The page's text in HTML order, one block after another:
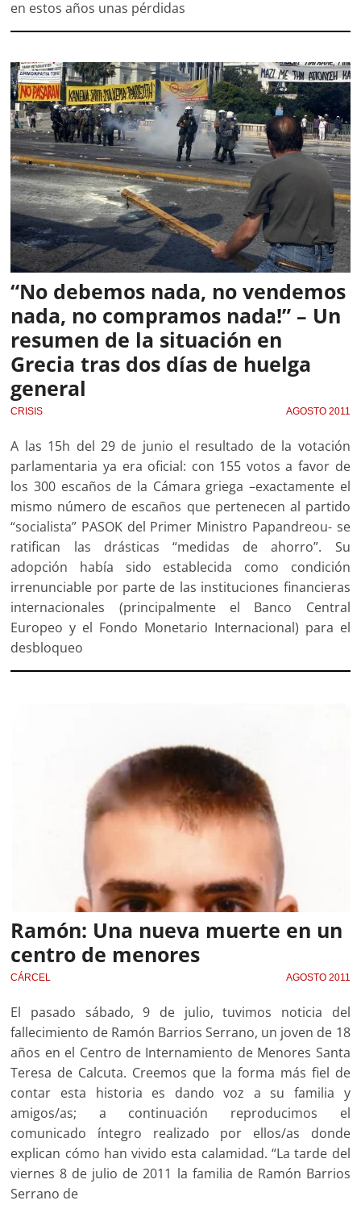
en estos años unas pérdidas
“No debemos nada, no vendemos
nada, no compramos nada!” – Un
resumen de la situación en
Grecia tras dos días de huelga
general
CRISIS AGOSTO 2011
A las 15h del 29 de junio el resultado de la votación
parlamentaria ya era oficial: con 155 votos a favor de
los 300 escaños de la Cámara griega –exactamente el
mismo número de escaños que pertenecen al partido
“socialista” PASOK del Primer Ministro Papandreou- se
ratifican las drásticas “medidas de ahorro”. Su
adopción había sido establecida como condición
irrenunciable por parte de las instituciones financieras
internacionales (principalmente el Banco Central
Europeo y el Fondo Monetario Internacional) para el
desbloqueo
Ramón: Una nueva muerte en un
centro de menores
CÁRCEL AGOSTO 2011
El pasado sábado, 9 de julio, tuvimos noticia del
fallecimiento de Ramón Barrios Serrano, un joven de 18
años en el Centro de Internamiento de Menores Santa
Teresa de Calcuta. Creemos que la forma más fiel de
contar esta historia es dando voz a su familia y
amigos/as; a continuación reproducimos el
comunicado íntegro realizado por ellos/as donde
explican cómo han vivido esta calamidad. “La tarde del
viernes 8 de julio de 2011 la familia de Ramón Barrios
Serrano de